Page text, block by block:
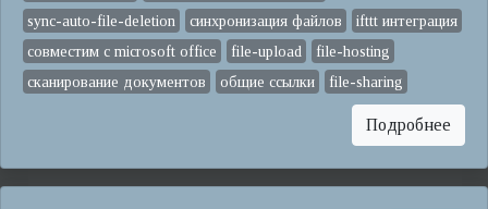
sync-auto-file-deletion
синхронизация файлов
ifttt интеграция
совместим с microsoft office
file-upload
file-hosting
сканирование документов
общие ссылки file-sharing
Подробнее